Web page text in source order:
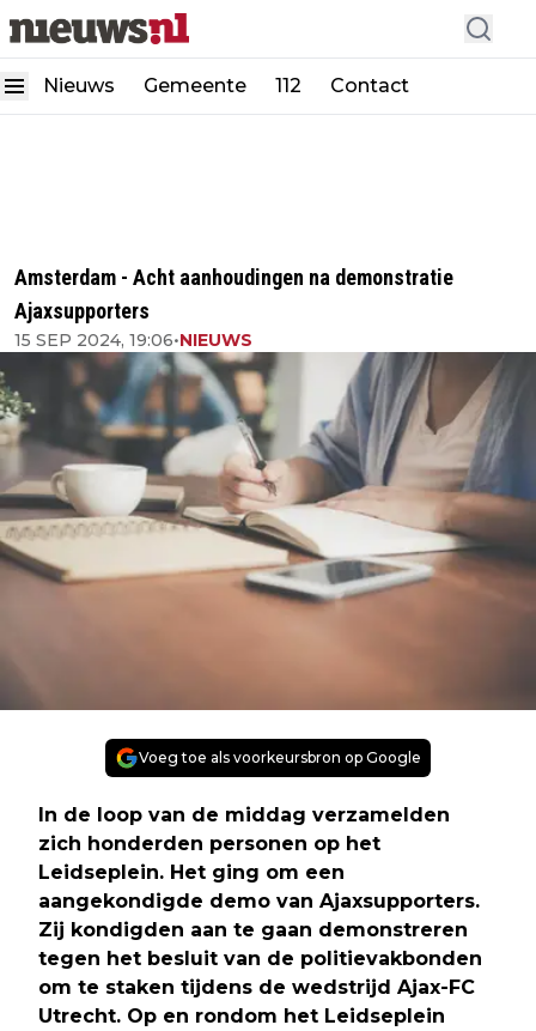
Nieuws Gemeente 112 Contact
Amsterdam - Acht aanhoudingen na demonstratie
Ajaxsupporters
15 SEP 2024, 19:06•NIEUWS
Voeg toe als voorkeursbron op Google
In de loop van de middag verzamelden
zich honderden personen op het
Leidseplein. Het ging om een
aangekondigde demo van Ajaxsupporters.
Zij kondigden aan te gaan demonstreren
tegen het besluit van de politievakbonden
om te staken tijdens de wedstrijd Ajax-FC
Utrecht. Op en rondom het Leidseplein